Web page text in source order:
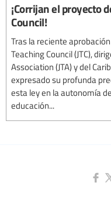
¡Corrijan el proyecto
Council!
Tras la reciente
Teaching Council (JTC),
Association (JTA) y del
expresado su profunda
esta ley en la autonomía
educación...